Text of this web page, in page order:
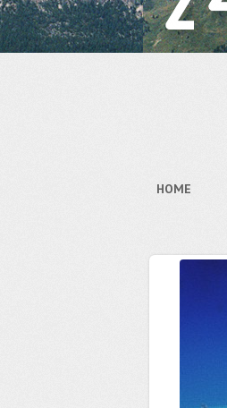
HOME